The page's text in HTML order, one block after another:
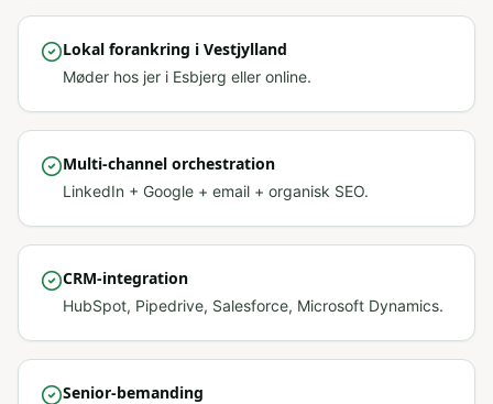
Lokal forankring i Vestjylland
Møder hos jer i Esbjerg eller online.
Multi-channel orchestration
LinkedIn + Google + email + organisk SEO.
CRM-integration
HubSpot, Pipedrive, Salesforce, Microsoft Dynamics.
Senior-bemanding